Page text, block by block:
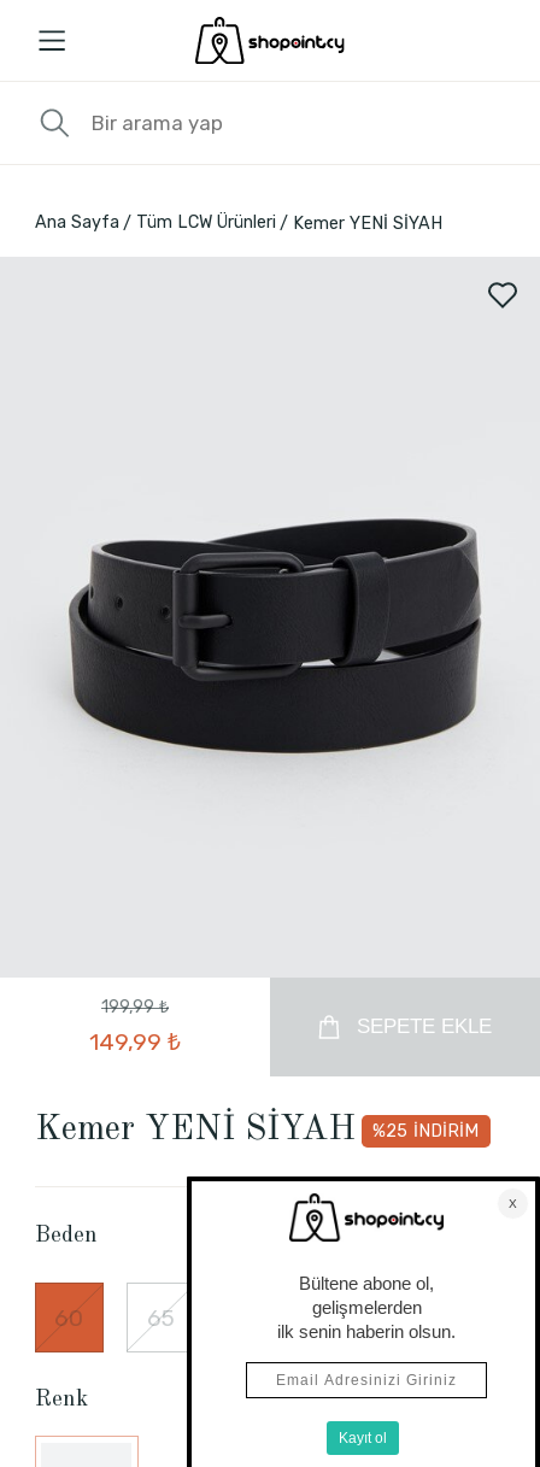
Ana Sayfa Tüm LCW Ürünleri Kemer YENİ SİYAH
199,99 ₺
149,99 ₺
SEPETE EKLE
Kemer YENİ SİYAH %25 İNDİRİM
Beden Beden Tablosu
60 65 85
Renk